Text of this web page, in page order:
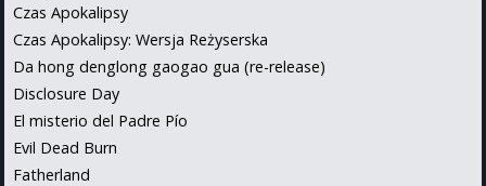
Czas Apokalipsy
Czas Apokalipsy: Wersja Reżyserska
Da hong denglong gaogao gua (re-release)
Disclosure Day
El misterio del Padre Pío
Evil Dead Burn
Fatherland